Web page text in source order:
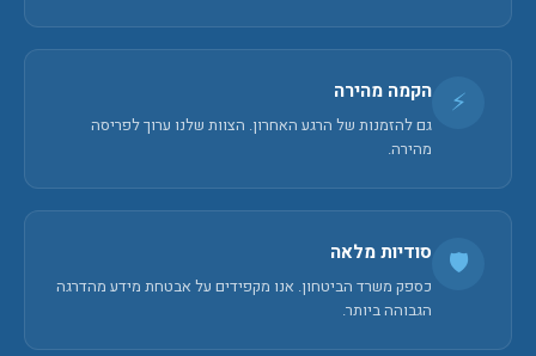
⚡ הקמה מהירה
גם להזמנות של הרגע האחרון. הצוות שלנו ערוך לפריסה
מהירה.
🛡️ סודיות מלאה
כספק משרד הביטחון. אנו מקפידים על אבטחת מידע מהדרגה
הגבוהה ביותר.